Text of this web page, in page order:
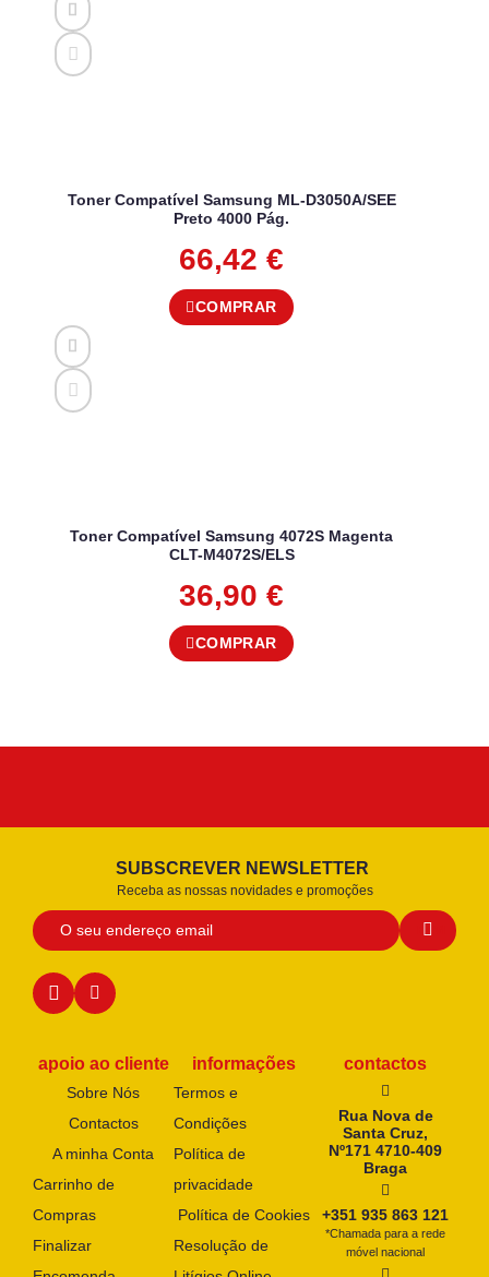
Toner Compatível Samsung ML-D3050A/SEE
Preto 4000 Pág.
66,42 €
COMPRAR
Toner Compatível Samsung 4072S Magenta
CLT-M4072S/ELS
36,90 €
COMPRAR
SUBSCREVER NEWSLETTER
Receba as nossas novidades e promoções
apoio ao cliente
Sobre Nós
Contactos
A minha Conta
Carrinho de
Compras
Finalizar
informações
Termos e
Condições
Política de
privacidade
Política de Cookies
Resolução de
contactos
Rua Nova de
Santa Cruz,
Nº171 4710-409
Braga
+351 935 863 121
*Chamada para a rede
móvel nacional